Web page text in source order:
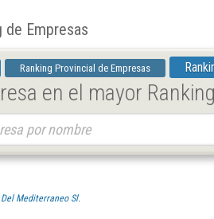
de Empresas
Ranking Provincial de Empresas
en el mayor
Mediterraneo Sl.